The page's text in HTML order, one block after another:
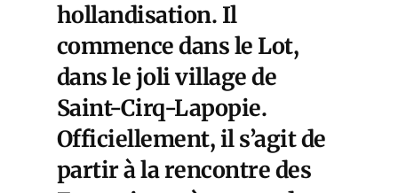
hollandisation. Il
commence dans le Lot,
dans le joli village de
Saint-Cirq-Lapopie.
Officiellement, il s’agit de
partir à la rencontre des